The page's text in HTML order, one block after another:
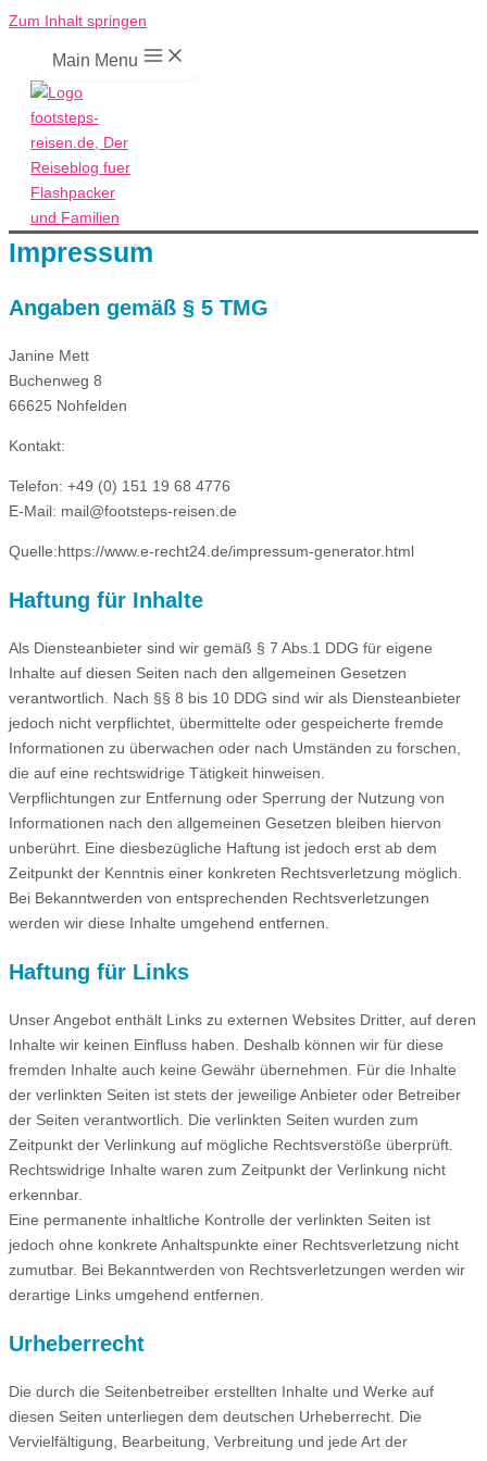
Zum Inhalt springen
Main Menu
Impressum
Angaben gemäß § 5 TMG
Janine Mett
Buchenweg 8
66625 Nohfelden
Kontakt:
Telefon: +49 (0) 151 19 68 4776
E-Mail: mail@footsteps-reisen.de
Quelle:https://www.e-recht24.de/impressum-generator.html
Haftung für Inhalte
Als Diensteanbieter sind wir gemäß § 7 Abs.1 DDG für eigene
Inhalte auf diesen Seiten nach den allgemeinen Gesetzen
verantwortlich. Nach §§ 8 bis 10 DDG sind wir als Diensteanbieter
jedoch nicht verpflichtet, übermittelte oder gespeicherte fremde
Informationen zu überwachen oder nach Umständen zu forschen,
die auf eine rechtswidrige Tätigkeit hinweisen.
Verpflichtungen zur Entfernung oder Sperrung der Nutzung von
Informationen nach den allgemeinen Gesetzen bleiben hiervon
unberührt. Eine diesbezügliche Haftung ist jedoch erst ab dem
Zeitpunkt der Kenntnis einer konkreten Rechtsverletzung möglich.
Bei Bekanntwerden von entsprechenden Rechtsverletzungen
werden wir diese Inhalte umgehend entfernen.
Haftung für Links
Unser Angebot enthält Links zu externen Websites Dritter, auf deren
Inhalte wir keinen Einfluss haben. Deshalb können wir für diese
fremden Inhalte auch keine Gewähr übernehmen. Für die Inhalte
der verlinkten Seiten ist stets der jeweilige Anbieter oder Betreiber
der Seiten verantwortlich. Die verlinkten Seiten wurden zum
Zeitpunkt der Verlinkung auf mögliche Rechtsverstöße überprüft.
Rechtswidrige Inhalte waren zum Zeitpunkt der Verlinkung nicht
erkennbar.
Eine permanente inhaltliche Kontrolle der verlinkten Seiten ist
jedoch ohne konkrete Anhaltspunkte einer Rechtsverletzung nicht
zumutbar. Bei Bekanntwerden von Rechtsverletzungen werden wir
derartige Links umgehend entfernen.
Urheberrecht
Die durch die Seitenbetreiber erstellten Inhalte und Werke auf
diesen Seiten unterliegen dem deutschen Urheberrecht. Die
Vervielfältigung, Bearbeitung, Verbreitung und jede Art der